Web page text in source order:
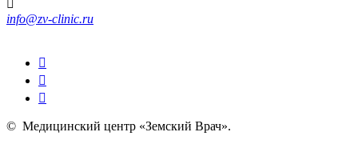
info@zv-clinic.ru
© Медицинский центр «Земский Врач».